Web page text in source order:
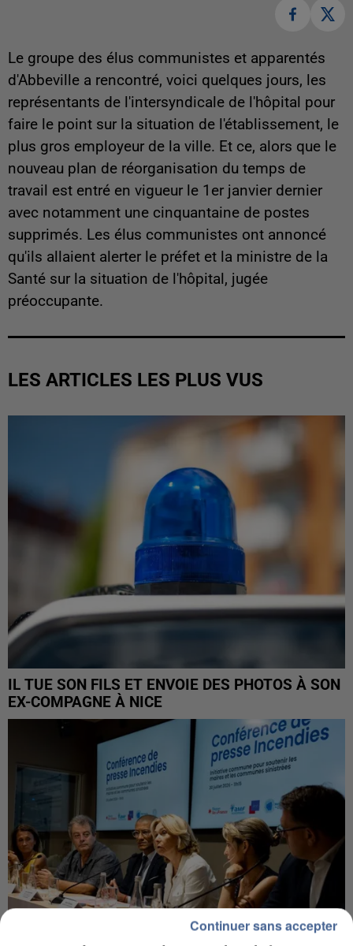
Le groupe des élus communistes et apparentés
d'Abbeville a rencontré, voici quelques jours, les
représentants de l'intersyndicale de l'hôpital pour
faire le point sur la situation de l'établissement, le
plus gros employeur de la ville. Et ce, alors que le
nouveau plan de réorganisation du temps de
travail est entré en vigueur le 1er janvier dernier
avec notamment une cinquantaine de postes
supprimés. Les élus communistes ont annoncé
qu'ils allaient alerter le préfet et la ministre de la
Santé sur la situation de l'hôpital, jugée
préoccupante.
LES ARTICLES LES PLUS VUS
IL TUE SON FILS ET ENVOIE DES PHOTOS À SON
EX-COMPAGNE À NICE
Continuer sans accepter